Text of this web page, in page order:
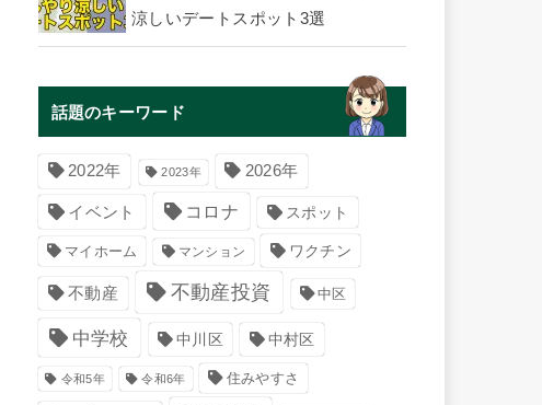
涼しいデートスポット3選
話題のキーワード
2022年 2023年 2026年
イベント コロナ スポット
マイホーム マンション ワクチン
不動産 不動産投資 中区
中学校 中川区 中村区
令和5年 令和6年 住みやすさ